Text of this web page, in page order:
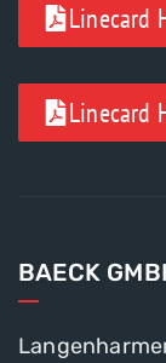
Linecard
Linecard
BAECK